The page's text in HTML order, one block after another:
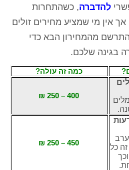
להדברה, כשהתחרות
אין מי שמציע מחירים זולים
מהמחירון הבא כדי
בגינה שלכם.
כמה זה עולה?
400 – 250 ₪
כל
450 – 250 ₪